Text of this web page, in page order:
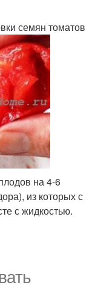
семян томатов
на 4-6
из которых с
с жидкостью.